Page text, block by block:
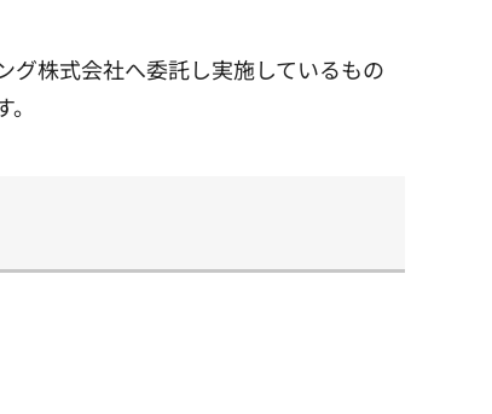
グ株式会社へ委託し実施しているもの